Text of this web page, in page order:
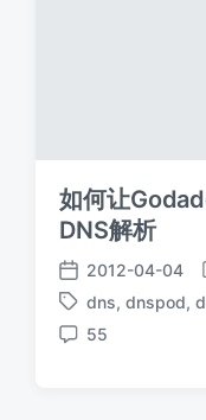
如何让
DNS解析
发
布
日
2012-04-04
标
签
dns, dnspod,
评
55